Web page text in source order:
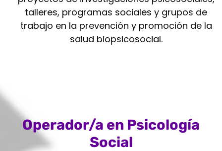
talleres, programas sociales y grupos de
trabajo en la prevención y promoción de la
salud biopsicosocial.
Operador/a en Psicología
Social